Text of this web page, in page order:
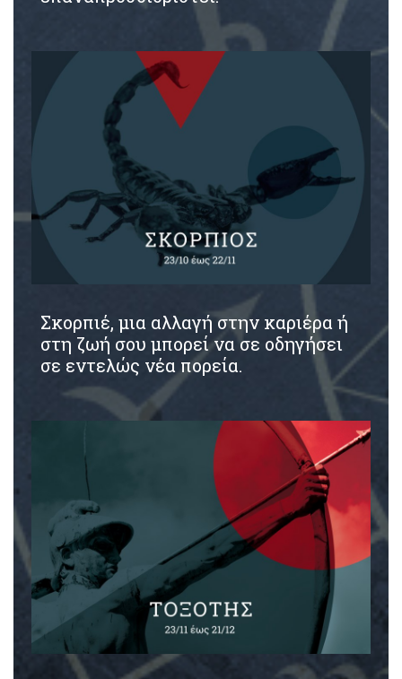
Σκορπιέ, μια αλλαγή στην καριέρα ή
στη ζωή σου μπορεί να σε οδηγήσει
σε εντελώς νέα πορεία.